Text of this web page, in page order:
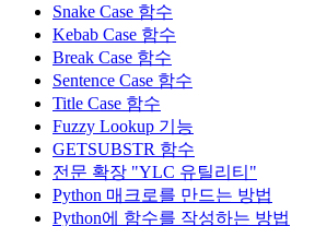
Snake Case 함수
Kebab Case 함수
Break Case 함수
Sentence Case 함수
Title Case 함수
Fuzzy Lookup 기능
GETSUBSTR 함수
전문 확장 "YLC 유틸리티"
Python 매크로를 만드는 방법
Python에 함수를 작성하는 방법